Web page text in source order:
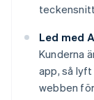
Led med
Kunderna
app, så
webben